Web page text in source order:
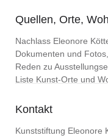
Quellen, Orte,
Nachlass Eleonore
Dokumenten und
Reden zu
Liste Kunst-Orte und
Kontakt
Kunststiftung Eleonore